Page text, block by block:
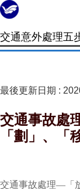
交通意外處理五
最後更新日期 :
交通事故處
「劃」、「
交通事故處理—「